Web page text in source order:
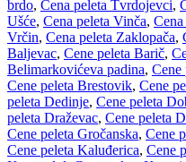
brdo, Cena peleta Tvrdojevci,
Ušće, Cena peleta Vinča,
Vrčin, Cena peleta Zaklopača,
Baljevac, Cene peleta Barič,
Belimarkovićeva padina, Cene
Cene peleta Brestovik, Cene
peleta Dedinje, Cene peleta
peleta Draževac, Cene peleta
Cene peleta Gročanska, Cene
Cene peleta Kaluđerica, Cene